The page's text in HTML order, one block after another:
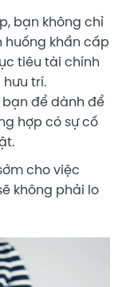
bạn không chỉ
huống khẩn cấp
tiêu tài chính
trí.
để dành để
hợp có sự cố
cho việc
không phải lo